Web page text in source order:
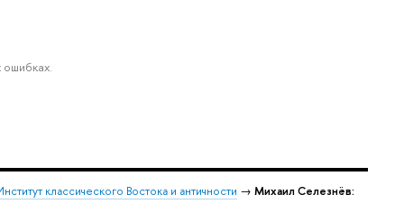
классического Востока и античности → Михаил Селезнёв: